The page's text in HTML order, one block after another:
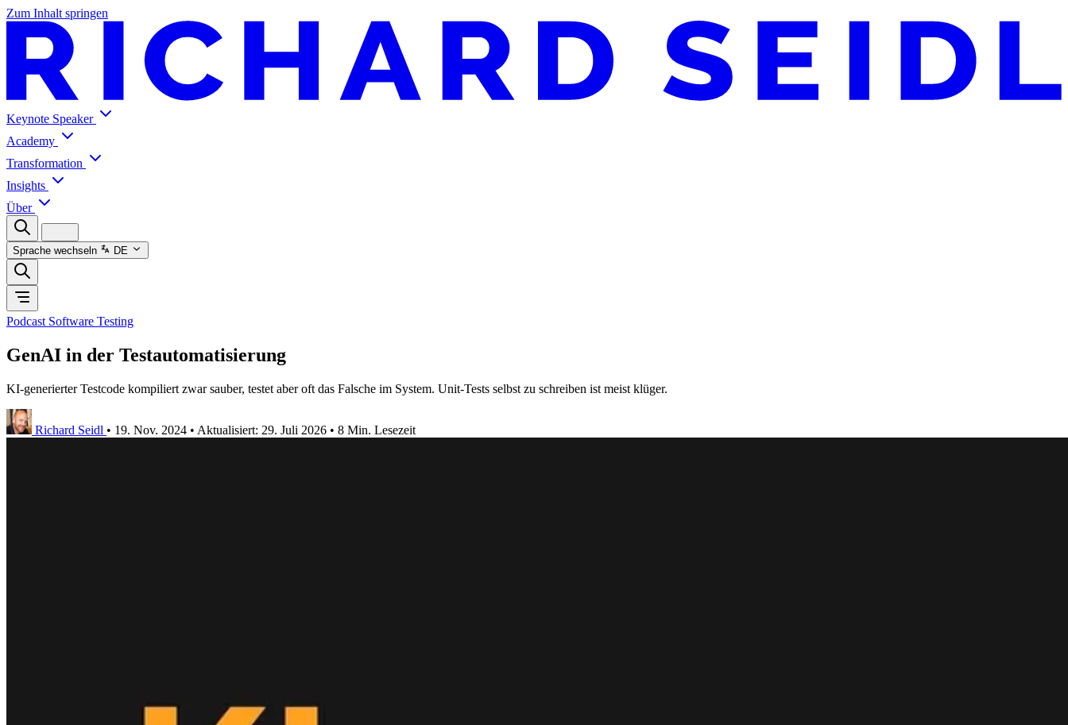
Zum Inhalt springen
Keynote Speaker
Academy
Transformation
Insights
Über
Sprache wechseln DE
Podcast Software Testing
GenAI in der Testautomatisierung
KI-generierter Testcode kompiliert zwar sauber, testet aber oft das Falsche im System. Unit-Tests selbst zu schreiben ist meist klüger.
Richard Seidl • 19. Nov. 2024 • Aktualisiert: 29. Juli 2026 • 8 Min. Lesezeit